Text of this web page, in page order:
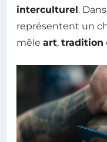
interculturel.
représentent un
mêle art, tradition